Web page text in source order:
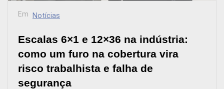
Em Notícias
Escalas 6×1 e 12×36 na indústria:
como um furo na cobertura vira
risco trabalhista e falha de
segurança